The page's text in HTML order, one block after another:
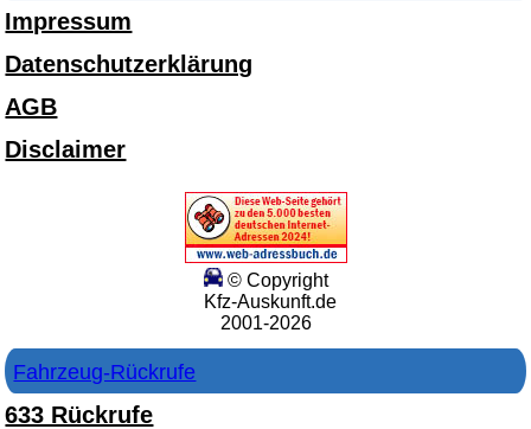
Impressum
Datenschutzerklärung
AGB
Disclaimer
© Copyright
Kfz-Auskunft.de
2001-2026
Fahrzeug-Rückrufe
633 Rückrufe